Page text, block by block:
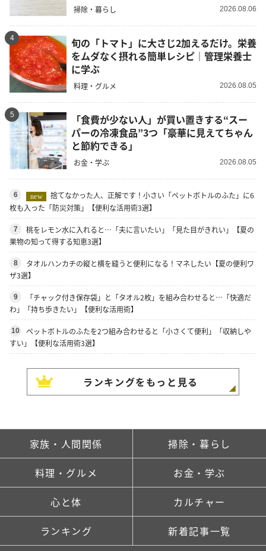
掃除・暮らし 2026.08.06
4
旬の「トマト」に大さじ2加えるだけ。栄養
をムダなく摂れる簡単レシピ｜管理栄養士
に学ぶ
料理・グルメ 2026.08.05
5
「食費が少ない人」が買い置きする“スー
パーの冷凍食品”3つ「豪華に見えてちゃん
と節約できる」
お金・学ぶ 2026.08.05
6 new
捨てなかった人、正解です！小さい「ペットボトルのふた」に6
枚も入った「防災対策」【便利な活用術3選】
7
桃をレモン水に入れると…「夫に言いたい」「見た目がきれい」【夏の
果物の知って得する知恵3選】
8
タオルハンカチの縦と横を縫うと便利になる！マネしたい【夏の便利ワ
ザ3選】
9
「チャック付き保存袋」と「タオル2枚」を組み合わせると…「快適だ
わ」「持ち歩きたい」【便利な活用術】
10
ペットボトルのふたを2つ組み合わせると「小さくて便利」「収納しや
すい」【便利な活用術3選】
ランキングをもっと見る
家族・人間関係 掃除・暮らし
料理・グルメ お金・学ぶ
心と体 カルチャー
ランキング 新着記事一覧